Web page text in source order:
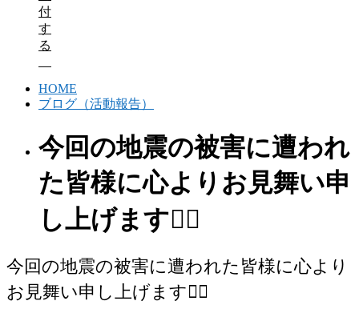
付
す
る
HOME
ブログ（活動報告）
今回の地震の被害に遭われ
た皆様に心よりお見舞い申
し上げます🙇‍♂️
今回の地震の被害に遭われた皆様に心より
お見舞い申し上げます🙇‍♂️